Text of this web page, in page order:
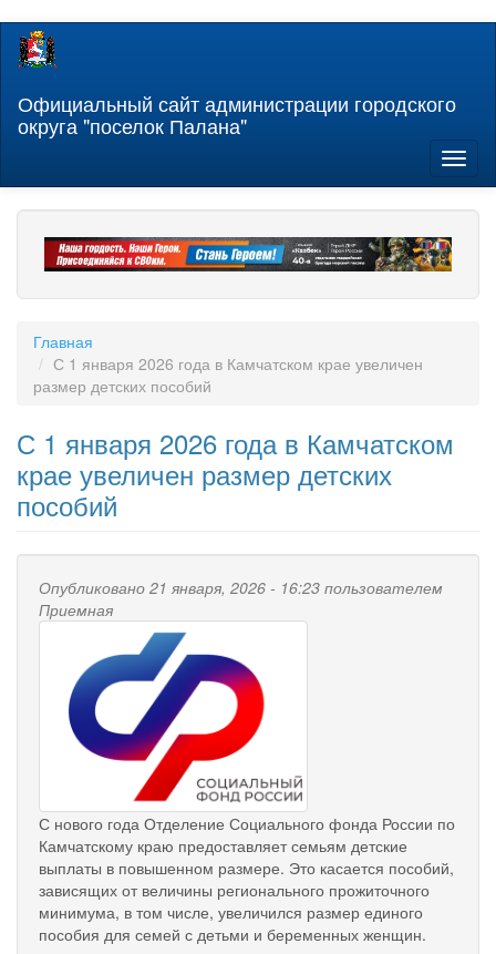
Перейти
содержанию
Официальный сайт администрации городского
округа "поселок Палана"
Главная
С 1 января 2026 года в Камчатском крае увеличен
размер детских пособий
С 1 января 2026 года в Камчатском
крае увеличен размер детских
пособий
Опубликовано 21 января, 2026 - 16:23 пользователем
Приемная
С нового года Отделение Социального фонда России по
Камчатскому краю предоставляет семьям детские
выплаты в повышенном размере. Это касается пособий,
зависящих от величины регионального прожиточного
минимума, в том числе, увеличился размер единого
пособия для семей с детьми и беременных женщин.